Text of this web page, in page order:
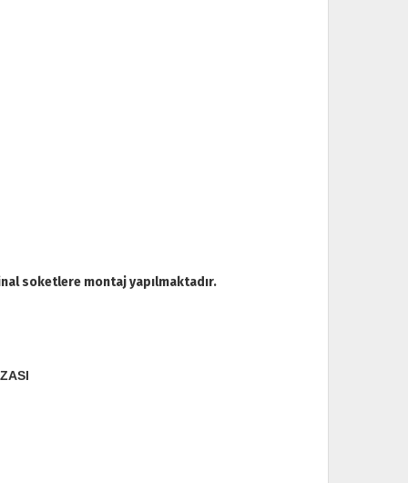
soketlere montaj yapılmaktadır.